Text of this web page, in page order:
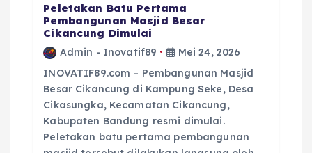
Peletakan Batu Pertama
Pembangunan Masjid Besar
Cikancung Dimulai
Admin - Inovatif89
Mei 24, 2026
INOVATIF89.com – Pembangunan Masjid
Besar Cikancung di Kampung Seke, Desa
Cikasungka, Kecamatan Cikancung,
Kabupaten Bandung resmi dimulai.
Peletakan batu pertama pembangunan